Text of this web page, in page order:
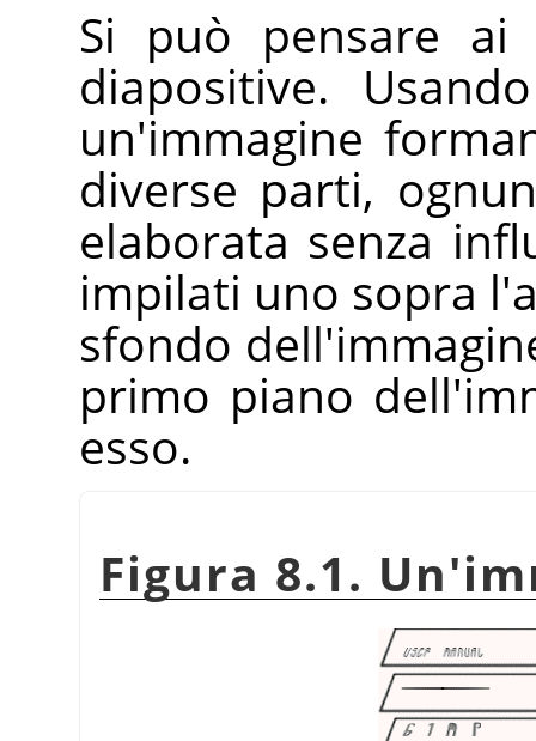
Si può pensare
diapositive.
un'immagine
diverse parti,
elaborata senza
impilati uno sopra
sfondo
primo piano
esso.
Figura 8.1.